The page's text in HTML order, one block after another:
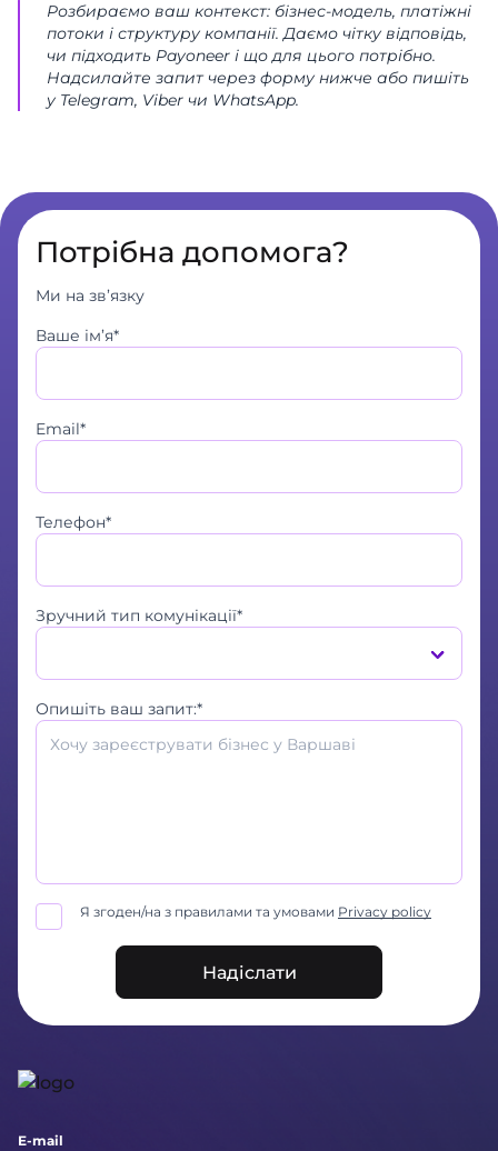
Розбираємо ваш контекст: бізнес-модель, платіжні
потоки і структуру компанії. Даємо чітку відповідь,
чи підходить Payoneer і що для цього потрібно.
Надсилайте запит через форму нижче або пишіть
у Telegram, Viber чи WhatsApp.
Потрібна допомога?
Ми на зв’язку
Ваше ім’я*
Email*
Телефон*
Зручний тип комунікації*
Опишіть ваш запит:*
Я згоден/на з правилами та умовами Privacy policy
Надіслати
E-mail